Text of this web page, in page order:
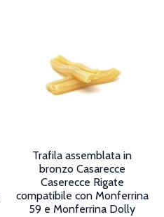
possono
essere
scelte
nella
Trafila assemblata in
bronzo Casarecce
Caserecce Rigate
compatibile con Monferrina
59 e Monferrina Dolly